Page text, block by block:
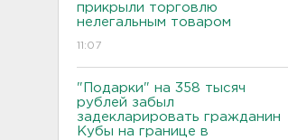
прикрыли торговлю
нелегальным товаром
11:07
"Подарки" на 358 тысяч
рублей забыл
задекларировать гражданин
Кубы на границе в